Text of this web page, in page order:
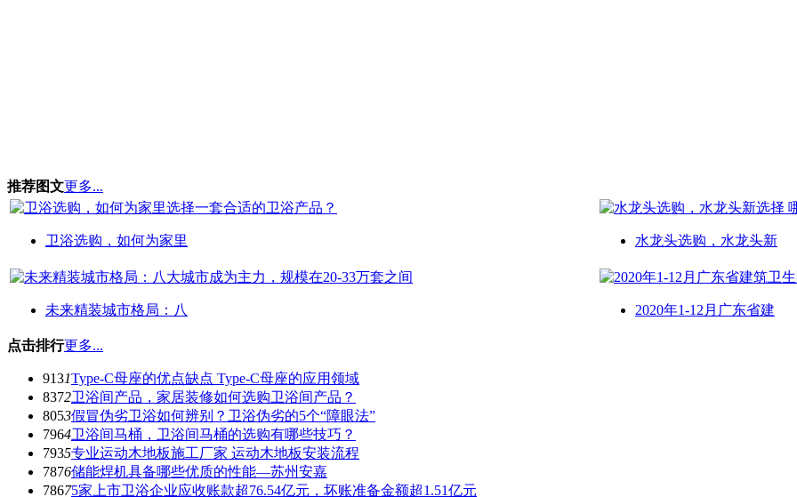
推荐图文更多...
卫浴选购，如何为家里 水龙头选购，水龙头新
未来精装城市格局：八 2020年1-12月广东省建
点击排行更多...
9131Type-C母座的优点缺点 Type-C母座的应用领域
8372卫浴间产品，家居装修如何选购卫浴间产品？
8053假冒伪劣卫浴如何辨别？卫浴伪劣的5个“障眼法”
7964卫浴间马桶，卫浴间马桶的选购有哪些技巧？
7935专业运动木地板施工厂家 运动木地板安装流程
7876储能焊机具备哪些优质的性能—苏州安嘉
78675家上市卫浴企业应收账款超76.54亿元，坏账准备金额超1.51亿元